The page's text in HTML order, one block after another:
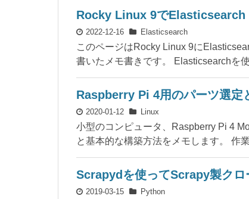
Rocky Linux 9でElasticsearch
2022-12-16 Elasticsearch
このページはRocky Linux 9に
書いたメモ書きです。 Elasticsearchを
Raspberry Pi 4用のパーツ選定
2020-01-12 Linux
小型のコンピュータ、Raspberry Pi 4
と基本的な構築方法をメモします。 作
Scrapydを使ってScrapy製クロ
2019-03-15 Python